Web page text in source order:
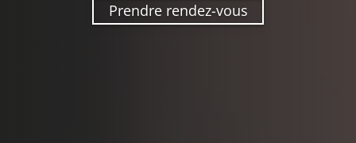
Prendre rendez-vous